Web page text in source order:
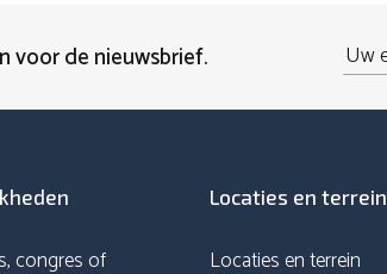
voor de nieuwsbrief. Email
congres of
Locaties en terrein
Locaties en terrein